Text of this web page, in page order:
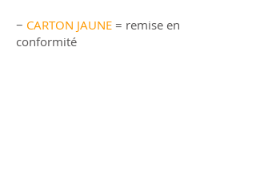
− CARTON JAUNE = remise en
conformité